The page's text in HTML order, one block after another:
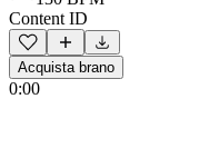
Content ID
Acquista brano
0:00